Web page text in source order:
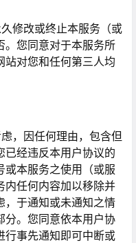
修改或终止本服务（或
。您同意对于本服务所
站对您和任何第三人均
，因任何理由，包含但
已经违反本用户协议的
或本服务之使用（或服
内任何内容加以移除并
，于通知或未通知之情
分。您同意依本用户协
行事先通知即可中断或